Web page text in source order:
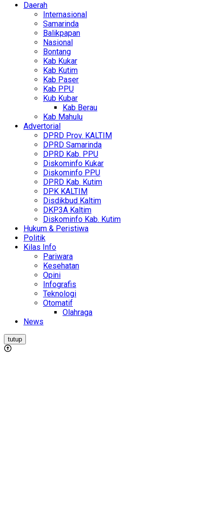
Daerah
Internasional
Samarinda
Balikpapan
Nasional
Bontang
Kab Kukar
Kab Kutim
Kab Paser
Kab PPU
Kub Kubar
Kab Berau
Kab Mahulu
Advertorial
DPRD Prov. KALTIM
DPRD Samarinda
DPRD Kab. PPU
Diskominfo Kukar
Diskominfo PPU
DPRD Kab. Kutim
DPK KALTIM
Disdikbud Kaltim
DKP3A Kaltim
Diskominfo Kab. Kutim
Hukum & Peristiwa
Politik
Kilas Info
Pariwara
Kesehatan
Opini
Infografis
Teknologi
Otomatif
Olahraga
News
tutup